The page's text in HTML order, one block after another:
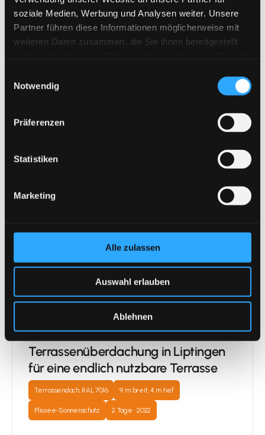
soziale Medien, Werbung und Analysen weiter. Unsere
Partner führen diese Informationen möglicherweise mit
weiteren Daten zusammen, die Sie ihnen bereitgestellt
Notwendig
Präferenzen
Statistiken
Marketing
Alle zulassen
Auswahl erlauben
Ablehnen
rund 10.000 Euro, Festpreis nach
Aufmaß
Weitere Projekte aus der
Terrassenüberdachung in Liptingen
für eine endlich nutzbare Terrasse
Terrassendach, RAL 7016 9 m breit, 4 m tief
Plissee-Sonnenschutz 2 Tage · 2022